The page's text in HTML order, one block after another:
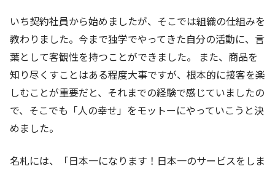
いち契約社員から始めましたが、そこでは組織の仕組みを
教わりました。今まで独学でやってきた自分の活動に、言
葉として客観性を持つことができました。 また、商品を
知り尽くすことはある程度大事ですが、根本的に接客を楽
しむことが重要だと、それまでの経験で感じていましたの
で、そこでも「人の幸せ」をモットーにやっていこうと決
めました。
名札には、「日本一になります！日本一のサービスをしま